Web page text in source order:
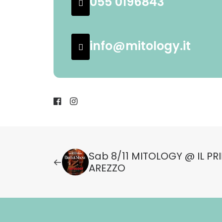
info@mitology.it
Sab 8/11 MITOLOGY @ IL
AREZZO